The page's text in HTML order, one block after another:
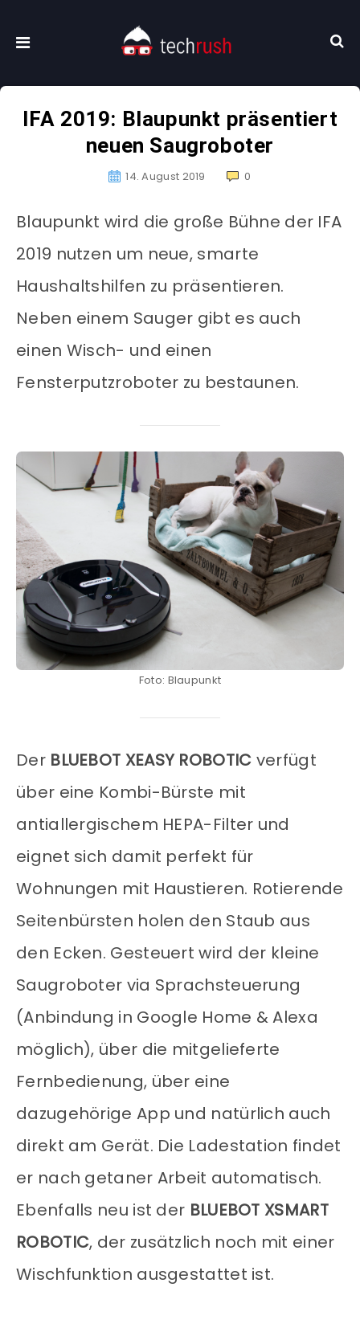
IFA 2019: Blaupunkt präsentiert
neuen Saugroboter
14. August 2019 0
Blaupunkt wird die große Bühne der IFA
2019 nutzen um neue, smarte
Haushaltshilfen zu präsentieren.
Neben einem Sauger gibt es auch
einen Wisch- und einen
Fensterputzroboter zu bestaunen.
Foto: Blaupunkt
Der BLUEBOT XEASY ROBOTIC verfügt
über eine Kombi-Bürste mit
antiallergischem HEPA-Filter und
eignet sich damit perfekt für
Wohnungen mit Haustieren. Rotierende
Seitenbürsten holen den Staub aus
den Ecken. Gesteuert wird der kleine
Saugroboter via Sprachsteuerung
(Anbindung in Google Home & Alexa
möglich), über die mitgelieferte
Fernbedienung, über eine
dazugehörige App und natürlich auch
direkt am Gerät. Die Ladestation findet
er nach getaner Arbeit automatisch.
Ebenfalls neu ist der BLUEBOT XSMART
ROBOTIC, der zusätzlich noch mit einer
Wischfunktion ausgestattet ist.